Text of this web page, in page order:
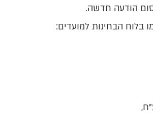
הודעה חדשה.
בלוח הבחינות למועדים: